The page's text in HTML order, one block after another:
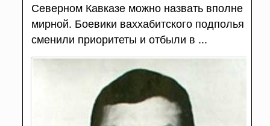
Северном Кавказе можно назвать вполне
мирной. Боевики ваххабитского подполья
сменили приоритеты и отбыли в ...